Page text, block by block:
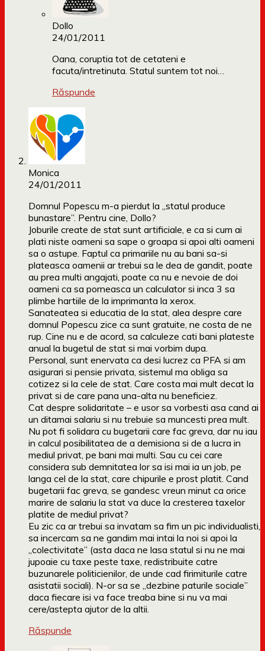
Dollo
24/01/2011
Oana, coruptia tot de cetateni e
facuta/intretinuta. Statul suntem tot noi…
Răspunde
Monica
24/01/2011
Domnul Popescu m-a pierdut la „statul produce
bunastare”. Pentru cine, Dollo?
Joburile create de stat sunt artificiale, e ca si cum ai
plati niste oameni sa sape o groapa si apoi alti oameni
sa o astupe. Faptul ca primariile nu au bani sa-si
plateasca oamenii ar trebui sa le dea de gandit, poate
au prea multi angajati, poate ca nu e nevoie de doi
oameni ca sa porneasca un calculator si inca 3 sa
plimbe hartiile de la imprimanta la xerox.
Sanateatea si educatia de la stat, alea despre care
domnul Popescu zice ca sunt gratuite, ne costa de ne
rup. Cine nu e de acord, sa calculeze cati bani plateste
anual la bugetul de stat si mai vorbim dupa.
Personal, sunt enervata ca desi lucrez ca PFA si am
asigurari si pensie privata, sistemul ma obliga sa
cotizez si la cele de stat. Care costa mai mult decat la
privat si de care pana una-alta nu beneficiez.
Cat despre solidaritate – e usor sa vorbesti asa cand ai
un ditamai salariu si nu trebuie sa muncesti prea mult.
Nu pot fi solidara cu bugetarii care fac greva, dar nu iau
in calcul posibilitatea de a demisiona si de a lucra in
mediul privat, pe bani mai multi. Sau cu cei care
considera sub demnitatea lor sa isi mai ia un job, pe
langa cel de la stat, care chipurile e prost platit. Cand
bugetarii fac greva, se gandesc vreun minut ca orice
marire de salariu la stat va duce la cresterea taxelor
platite de mediul privat?
Eu zic ca ar trebui sa invatam sa fim un pic individualisti,
sa incercam sa ne gandim mai intai la noi si apoi la
„colectivitate” (asta daca ne lasa statul si nu ne mai
jupoaie cu taxe peste taxe, redistribuite catre
buzunarele politicienilor, de unde cad firimiturile catre
asistatii sociali). N-or sa se „dezbine paturile sociale”
daca fiecare isi va face treaba bine si nu va mai
cere/astepta ajutor de la altii.
Răspunde